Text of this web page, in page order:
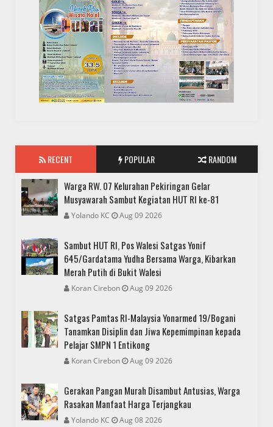
RECENT POPULAR RANDOM
Warga RW. 07 Kelurahan Pekiringan Gelar
Musyawarah Sambut Kegiatan HUT RI ke-81
Yolando KC Aug 09 2026
Sambut HUT RI, Pos Walesi Satgas Yonif
645/Gardatama Yudha Bersama Warga, Kibarkan
Merah Putih di Bukit Walesi
Koran Cirebon Aug 09 2026
Satgas Pamtas RI-Malaysia Yonarmed 19/Bogani
Tanamkan Disiplin dan Jiwa Kepemimpinan kepada
Pelajar SMPN 1 Entikong
Koran Cirebon Aug 09 2026
Gerakan Pangan Murah Disambut Antusias, Warga
Rasakan Manfaat Harga Terjangkau
Yolando KC Aug 08 2026